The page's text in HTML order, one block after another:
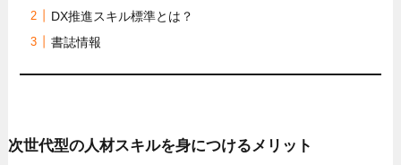
DX推進スキル標準とは？
書誌情報
次世代型の人材スキルを身につけるメリット